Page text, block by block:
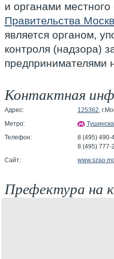
и органами
Правительства
является органом,
контроля (надзора)
предпринимателями
Контактная
Адрес: 125362,
Метро:
Телефон:
8 (495) 490-
8 (495) 777-
Сайт:
Префектура на